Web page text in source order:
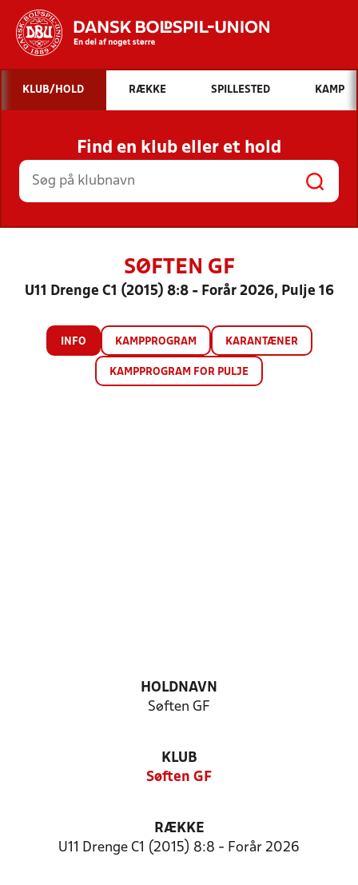
Hvad vil du søge efter?
INDHOLD OG NYHEDER
STILLINGER, RESULTATER, KLUBBER OG
HOLD
KLUB/HOLD RÆKKE SPILLESTED KAMP
Find en klub eller et hold
SØFTEN GF
U11 Drenge C1 (2015) 8:8 - Forår 2026, Pulje 16
INFO KAMPPROGRAM KARANTÆNER
KAMPPROGRAM FOR PULJE
HOLDNAVN
Søften GF
KLUB
Søften GF
RÆKKE
U11 Drenge C1 (2015) 8:8 - Forår 2026